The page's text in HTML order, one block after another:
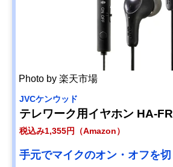
Photo by 楽天市場
JVCケンウッド
テレワーク用イヤホン HA-
税込み1,355円（Amazon）
手元でマイクのオン・オフを切